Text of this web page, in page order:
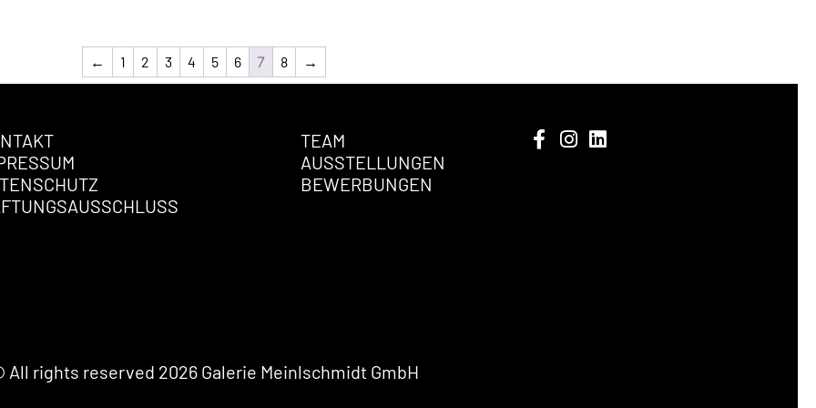
← 1 2 3 4 5 6 7 8 →
TEAM
AUSSTELLUNGEN
BEWERBUNGEN
All rights reserved 2026 Galerie Meinlschmidt GmbH